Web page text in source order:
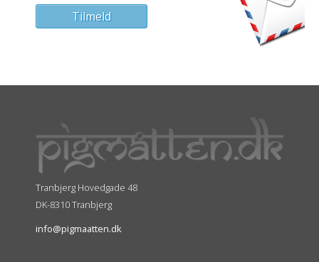
Tranbjerg Hovedgade 48
DK-8310 Tranbjerg
info@pigmaatten.dk